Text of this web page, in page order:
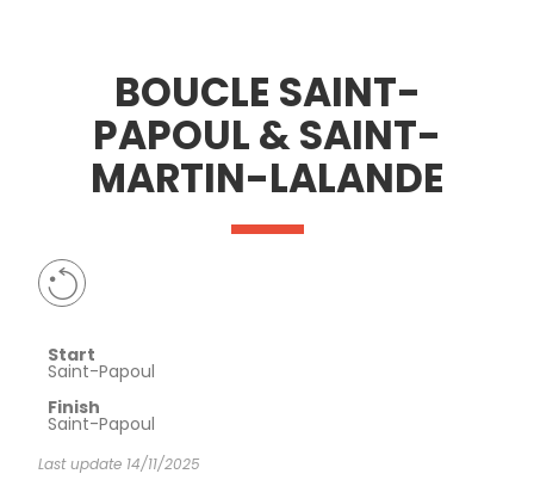
AND
DO
INSPIRATIONS
BOUCLE SAINT-
PAPOUL & SAINT-
MARTIN-LALANDE
Start
Saint-Papoul
Finish
Saint-Papoul
Last update 14/11/2025